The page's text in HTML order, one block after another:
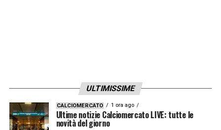
ULTIMISSIME
CALCIOMERCATO 1 ora ago
Ultime notizie Calciomercato LIVE: tutte le
novità del giorno